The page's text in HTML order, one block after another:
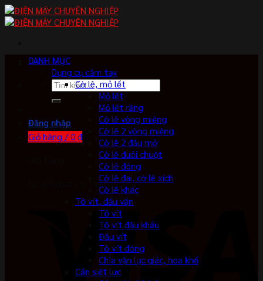
Skip
to
Tìm
kiếm:
Đăng nhập
Giỏ hàng /0 ₫
No products in the cart.
DANH MỤC
Dụng cụ cầm tay
Cờ lê, mỏ lết
Mỏ lết
Mỏ lết răng
Cờ lê vòng miệng
Cờ lê 2 vòng miệng
Cờ lê 2 đầu mở
Cờ lê đuôi chuột
Cờ lê đóng
Cờ lê đai, cờ lê xích
Cờ lê khác
Tô vít, đầu vặn
Tô vít
Tô vít đầu khẩu
Đầu vít
Tô vít đóng
Chìa vặn lục giác, hoa khế
Cần siết lực